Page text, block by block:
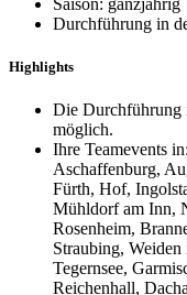
Saison: ganzjährig
Durchführung in
Highlights
Die Durchführung
möglich.
Ihre Teamevents
Aschaffenburg,
Fürth, Hof,
Mühldorf am Inn,
Rosenheim,
Straubing,
Tegernsee,
Reichenhall,